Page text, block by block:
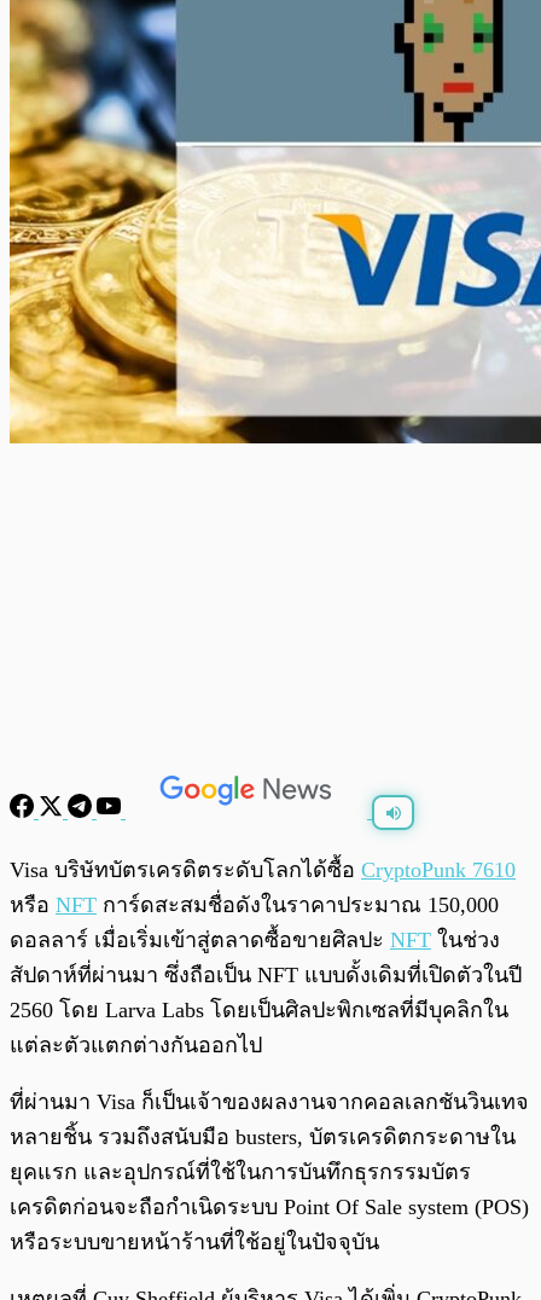
พร้อมเล่น
Visa บริษัทบัตรเครดิตระดับโลกได้ซื้อ CryptoPunk 7610
หรือ NFT การ์ดสะสมชื่อดังในราคาประมาณ 150,000
ดอลลาร์ เมื่อเริ่มเข้าสู่ตลาดซื้อขายศิลปะ NFT ในช่วง
สัปดาห์ที่ผ่านมา ซึ่งถือเป็น NFT แบบดั้งเดิมที่เปิดตัวในปี
2560 โดย Larva Labs โดยเป็นศิลปะพิกเซลที่มีบุคลิกใน
แต่ละตัวแตกต่างกันออกไป
ที่ผ่านมา Visa ก็เป็นเจ้าของผลงานจากคอลเลกชันวินเทจ
หลายชิ้น รวมถึงสนับมือ busters, บัตรเครดิตกระดาษใน
ยุคแรก และอุปกรณ์ที่ใช้ในการบันทึกธุรกรรมบัตร
เครดิตก่อนจะถือกำเนิดระบบ Point Of Sale system (POS)
หรือระบบขายหน้าร้านที่ใช้อยู่ในปัจจุบัน